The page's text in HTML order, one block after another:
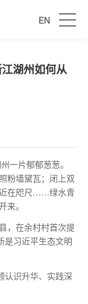
EN
湖州如何从
一片郁郁葱葱。
粉墙黛瓦；闭上双
近在咫尺……绿水青
来。
，在余村村首次提
是习近平生态文明
认识升华、实践深